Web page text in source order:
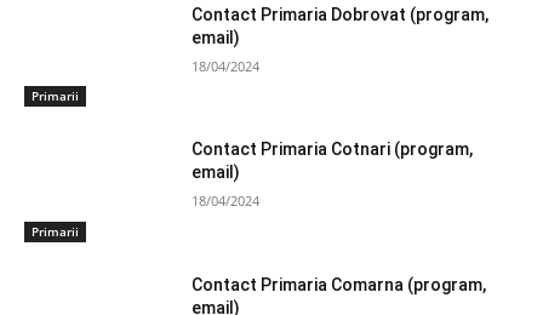
Primarii
Contact Primaria Dobrovat (program,
email)
18/04/2024
Primarii
Contact Primaria Cotnari (program,
email)
18/04/2024
Contact Primaria Comarna (program,
email)